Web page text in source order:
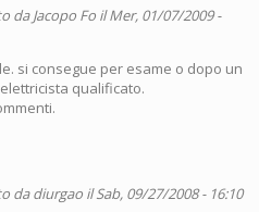
daJacopo Fo il Mer, 01/07/2009 -
si consegue per esame o dopo un
qualificato.
dadiurgao il Sab, 09/27/2008 - 16:10